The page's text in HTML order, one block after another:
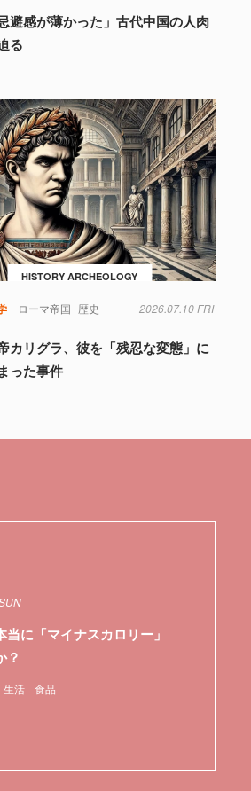
避感が薄かった」古代中国の人肉
る
HISTORY ARCHEOLOGY
ローマ帝国 歴史 2026.07.10 FRI
カリグラ、彼を「残忍な変態」に
った事件
生活 食品
当に「マイナスカロリー」
？